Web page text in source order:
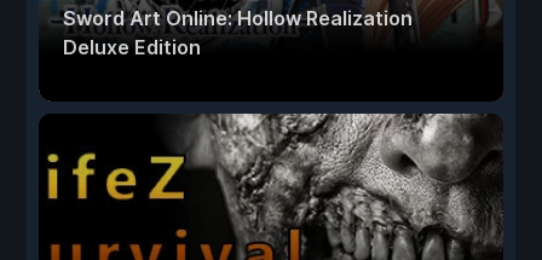
Sword Art Online: Hollow Realization
Deluxe Edition